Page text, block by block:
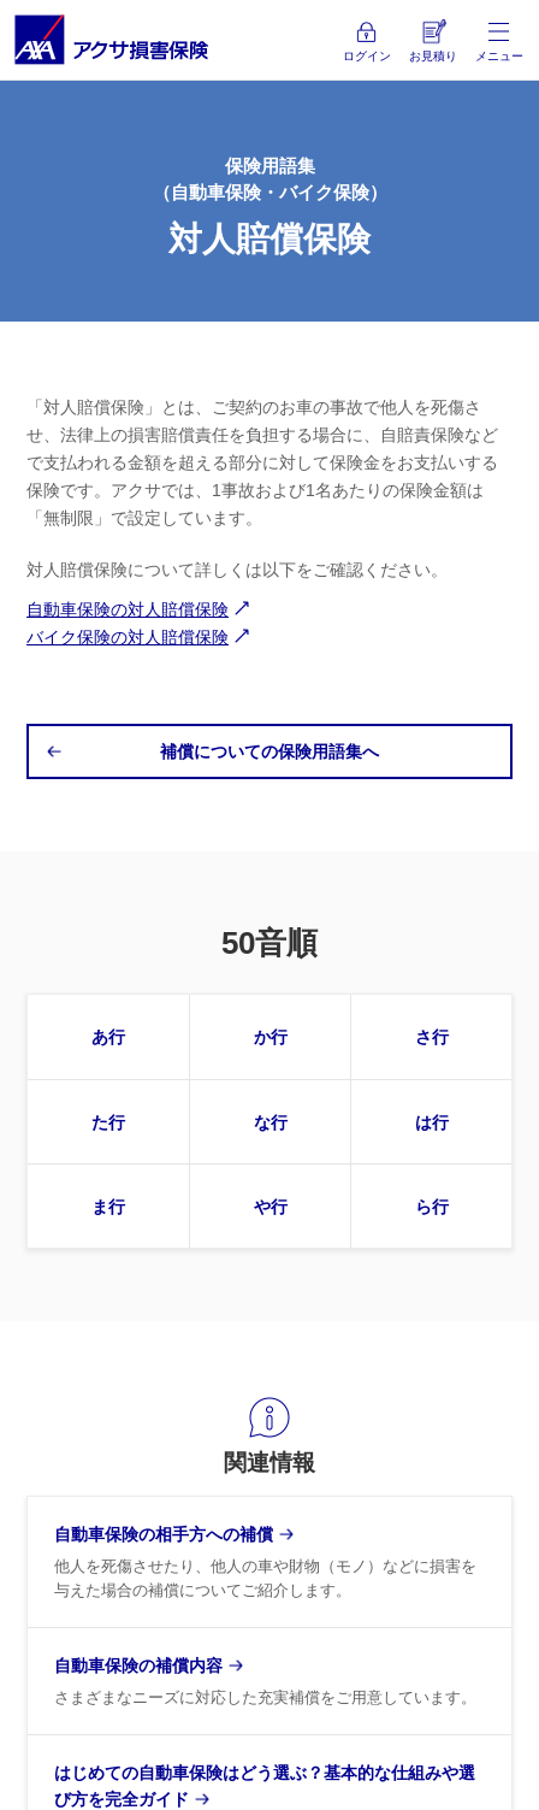
ログイン お見積り メニュー
保険用語集
（自動車保険・バイク保険）
対人賠償保険
「対人賠償保険」とは、ご契約のお車の事故で他人を死傷さ
せ、法律上の損害賠償責任を負担する場合に、自賠責保険など
で支払われる金額を超える部分に対して保険金をお支払いする
保険です。アクサでは、1事故および1名あたりの保険金額は
「無制限」で設定しています。
対人賠償保険について詳しくは以下をご確認ください。
自動車保険の対人賠償保険
バイク保険の対人賠償保険
補償についての保険用語集へ
50音順
あ行 か行 さ行
た行 な行 は行
ま行 や行 ら行
関連情報
自動車保険の相手方への補償
他人を死傷させたり、他人の車や財物（モノ）などに損害を
与えた場合の補償についてご紹介します。
自動車保険の補償内容
さまざまなニーズに対応した充実補償をご用意しています。
はじめての自動車保険はどう選ぶ？基本的な仕組みや選
び方を完全ガイド